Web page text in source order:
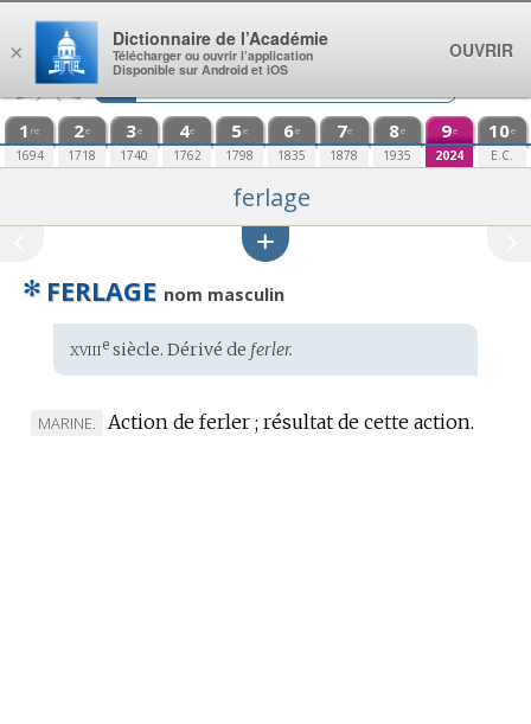
Aller au contenu
1 re
1694
2e
1718
3e
1740
4e
1762
5e
1798
6e
1835
7e
1878
8e
1935
9e
2024
10e
E.C.
ferlage
✻ FERLAGE nom masculin
Étymologie
:
xviiiesiècle. Dérivé de ferler.
MARQUE
MARINE. Action de ferler ; résultat de cette action.
×
Dictionnaire de l’Académie
Télécharger ou ouvrir l’application
Disponible sur Android et iOS
OUVRIR